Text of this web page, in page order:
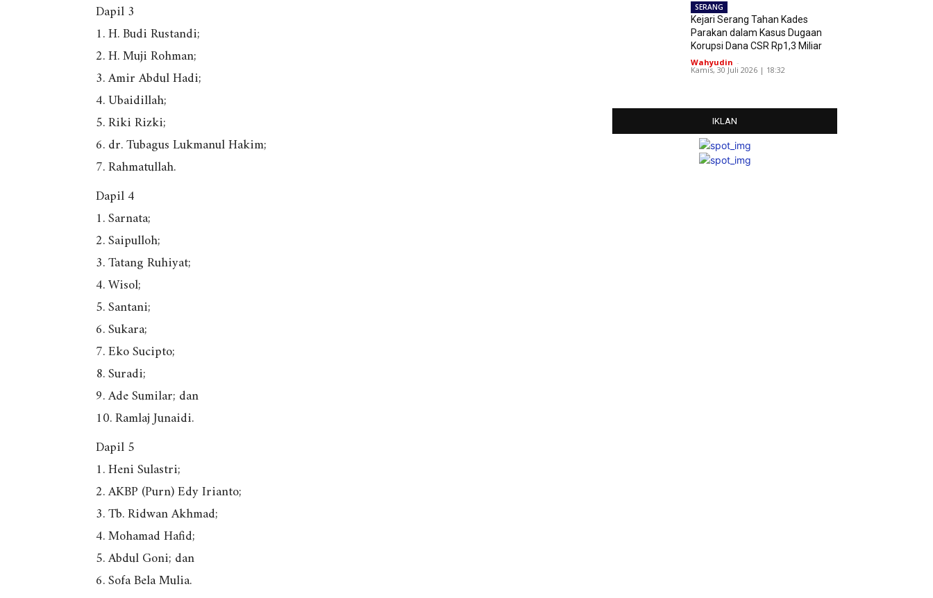
Dapil 3
1. H. Budi Rustandi;
2. H. Muji Rohman;
3. Amir Abdul Hadi;
4. Ubaidillah;
5. Riki Rizki;
6. dr. Tubagus Lukmanul Hakim;
7. Rahmatullah.
Dapil 4
1. Sarnata;
2. Saipulloh;
3. Tatang Ruhiyat;
4. Wisol;
5. Santani;
6. Sukara;
7. Eko Sucipto;
8. Suradi;
9. Ade Sumilar; dan
10. Ramlaj Junaidi.
Dapil 5
1. Heni Sulastri;
2. AKBP (Purn) Edy Irianto;
3. Tb. Ridwan Akhmad;
4. Mohamad Hafid;
5. Abdul Goni; dan
6. Sofa Bela Mulia.
SERANG
Kejari Serang Tahan Kades
Parakan dalam Kasus Dugaan
Korupsi Dana CSR Rp1,3 Miliar
Wahyudin -
Kamis, 30 Juli 2026 | 18:32
IKLAN